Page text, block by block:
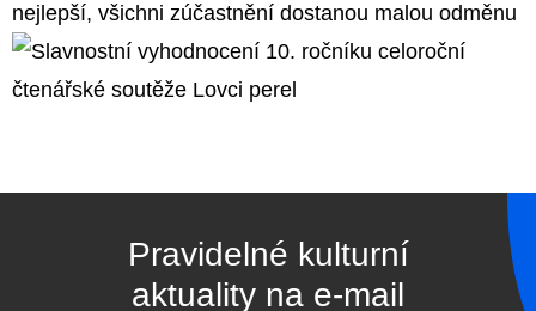
nejlepší, všichni zúčastnění dostanou malou odměnu
Pravidelné kulturní
aktuality na e-mail